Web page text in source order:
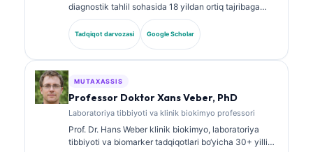
diagnostik tahlil sohasida 18 yildan ortiq tajribaga
ega, kengash tomonidan tasdiqlangan klinik patolog.
U klinik biokimyo bo‘yicha ixtisoslashtirilgan
sertifikatlarga ega va klinik amaliyotda biomarker
Tadqiqot darvozasi Google Scholar
MUTAXASSIS
Professor Doktor Xans Veber, PhD
Laboratoriya tibbiyoti va klinik biokimyo professori
Prof. Dr. Hans Weber klinik biokimyo, laboratoriya
tibbiyoti va biomarker tadqiqotlari bo‘yicha 30+ yillik